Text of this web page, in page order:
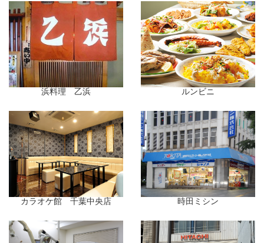
浜料理 乙浜 ルンビニ
カラオケ館 千葉中央店 時田ミシン